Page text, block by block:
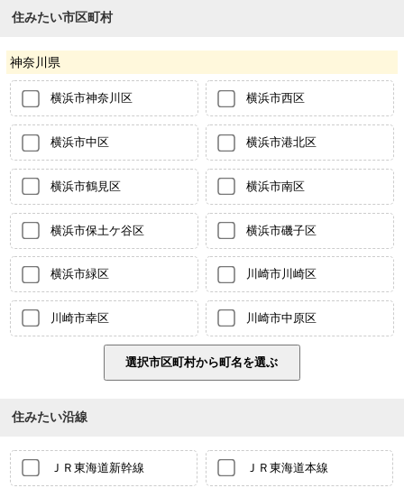
住みたい市区町村
神奈川県
横浜市神奈川区 横浜市西区
横浜市中区 横浜市港北区
横浜市鶴見区 横浜市南区
横浜市保土ケ谷区 横浜市磯子区
横浜市緑区 川崎市川崎区
川崎市幸区 川崎市中原区
住みたい沿線
ＪＲ東海道新幹線 ＪＲ東海道本線